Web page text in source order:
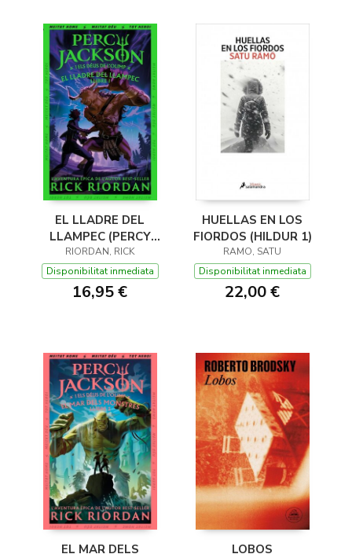
EL LLADRE DEL
LLAMPEC (PERCY
JACKSON I ELS DÉUS
DE L'OLIMP 1)
RIORDAN, RICK
Disponibilitat inmediata
16,95 €
HUELLAS EN LOS
FIORDOS (HILDUR 1)
RAMO, SATU
Disponibilitat inmediata
22,00 €
EL MAR DELS LOBOS